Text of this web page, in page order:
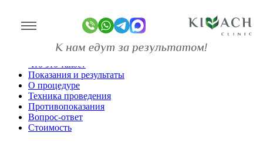
Арт-терапия
Процедуры и методы лечения
Что это такое?
Показания и результаты
О процедуре
Техника проведения
Противопоказания
Вопрос-ответ
Стоимость